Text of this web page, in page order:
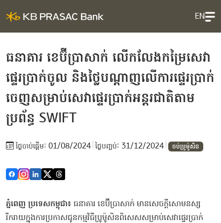
EN
ធនាគារ ខេប៊ីប្រាសាក់ លើកលែងកម្រៃសេវា
ផ្ទេរប្រាក់ចូល និងថ្លៃបណ្ដាញលើការផ្ទេរប្រាក់
ចេញសម្រាប់សេវាផ្ទេរប្រាក់អន្តរជាតិតាម
ប្រព័ន្ធ SWIFT
ថ្ងៃ​ចាប់ផ្តើម: 01/08/2024 ថ្ងៃបញ្ចប់: 31/12/2024 ចប់ប្រូម៉ូសិន
ភ្នំពេញ ប្រទេសកម្ពុជា៖ ធនាគារ ខេប៊ីប្រាសាក់ មានសេចក្តីសោមនស្ស
រីករាយក្នុងការប្រកាសជូនកម្មវិធីប្រូម៉ូសិនពិសេសសម្រាប់សេវាផ្ទេរប្រាក់